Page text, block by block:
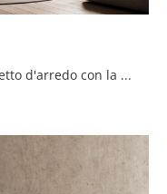
Definisci il tuo progetto d'arredo con la Carta da parati vinilica: se desideri una soluzione design, Marigold fa per te.